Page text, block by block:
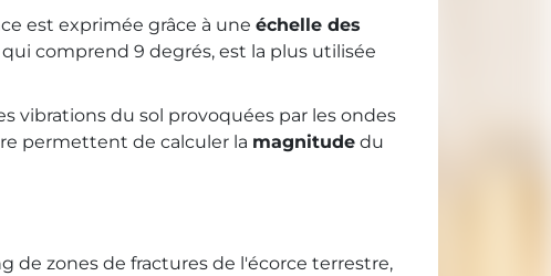
est exprimée grâce à une échelle des
comprend 9 degrés, est la plus utilisée
vibrations du sol provoquées par les ondes
permettent de calculer la magnitude du
de zones de fractures de l'écorce terrestre,